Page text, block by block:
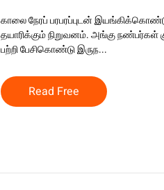
காலை நேரப் பரபரப்புடன்
தயாரிக்கும் நிறுவனம். அங்கு நண்பர்கள்
பற்றி பேசிகொண்டு இருந...
Read Free